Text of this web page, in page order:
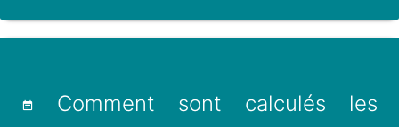
Comment sont calculés les